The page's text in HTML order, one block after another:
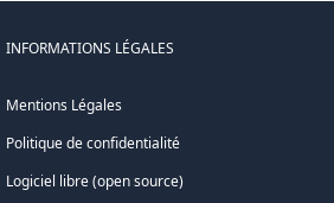
INFORMATIONS LÉGALES
Mentions Légales
Politique de confidentialité
Logiciel libre (open source)